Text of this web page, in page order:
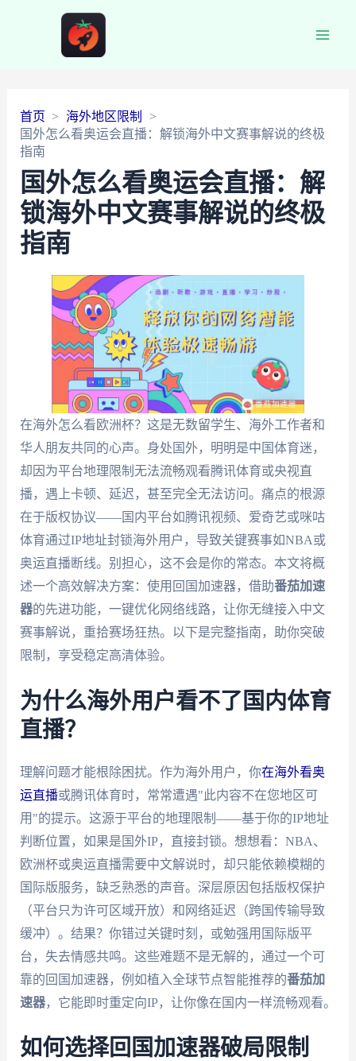
首页
海外地区限制
国外怎么看奥运会直播：解锁海外中文赛事解说的终极
指南
国外怎么看奥运会直播：解
锁海外中文赛事解说的终极
指南
在海外怎么看欧洲杯？这是无数留学生、海外工作者和
华人朋友共同的心声。身处国外，明明是中国体育迷，
却因为平台地理限制无法流畅观看腾讯体育或央视直
播，遇上卡顿、延迟，甚至完全无法访问。痛点的根源
在于版权协议——国内平台如腾讯视频、爱奇艺或咪咕
体育通过IP地址封锁海外用户，导致关键赛事如NBA或
奥运直播断线。别担心，这不会是你的常态。本文将概
述一个高效解决方案：使用回国加速器，借助番茄加速
器的先进功能，一键优化网络线路，让你无缝接入中文
赛事解说，重拾赛场狂热。以下是完整指南，助你突破
限制，享受稳定高清体验。
为什么海外用户看不了国内体育
直播？
理解问题才能根除困扰。作为海外用户，你在海外看奥
运直播或腾讯体育时，常常遭遇"此内容不在您地区可
用"的提示。这源于平台的地理限制——基于你的IP地址
判断位置，如果是国外IP，直接封锁。想想看：NBA、
欧洲杯或奥运直播需要中文解说时，却只能依赖模糊的
国际版服务，缺乏熟悉的声音。深层原因包括版权保护
（平台只为许可区域开放）和网络延迟（跨国传输导致
缓冲）。结果？你错过关键时刻，或勉强用国际版平
台，失去情感共鸣。这些难题不是无解的，通过一个可
靠的回国加速器，例如植入全球节点智能推荐的番茄加
速器，它能即时重定向IP，让你像在国内一样流畅观看。
如何选择回国加速器破局限制